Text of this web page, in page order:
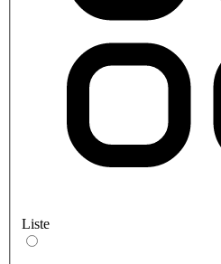
Liste